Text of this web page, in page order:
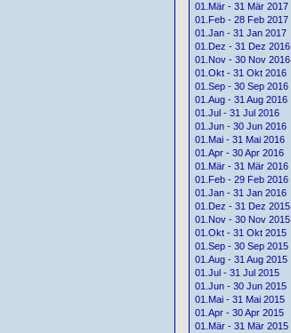
01.Mär - 31 Mär 2017
01.Feb - 28 Feb 2017
01.Jan - 31 Jan 2017
01.Dez - 31 Dez 2016
01.Nov - 30 Nov 2016
01.Okt - 31 Okt 2016
01.Sep - 30 Sep 2016
01.Aug - 31 Aug 2016
01.Jul - 31 Jul 2016
01.Jun - 30 Jun 2016
01.Mai - 31 Mai 2016
01.Apr - 30 Apr 2016
01.Mär - 31 Mär 2016
01.Feb - 29 Feb 2016
01.Jan - 31 Jan 2016
01.Dez - 31 Dez 2015
01.Nov - 30 Nov 2015
01.Okt - 31 Okt 2015
01.Sep - 30 Sep 2015
01.Aug - 31 Aug 2015
01.Jul - 31 Jul 2015
01.Jun - 30 Jun 2015
01.Mai - 31 Mai 2015
01.Apr - 30 Apr 2015
01.Mär - 31 Mär 2015